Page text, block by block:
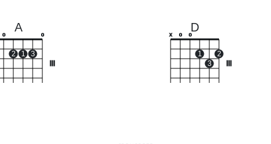
A
o
2 1 3
o
D
x o o
1
3
2